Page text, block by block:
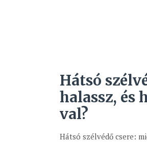
Hátsó
halassz, és
val?
Hátsó szélvédő csere: